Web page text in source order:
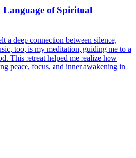
Language of Spiritual
a deep connection between silence,
too, is my meditation, guiding me to a
This retreat helped me realize how
peace, focus, and inner awakening in